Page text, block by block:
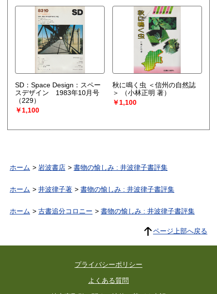
SD：Space Design：スペー
スデザイン 1983年10月号
（229）
￥1,100
秋に鳴く虫 ＜信州の自然誌
＞
（小林正明 著）
￥1,100
ホーム 岩波書店 書物の愉しみ : 井波律子書評集
ホーム 井波律子著 書物の愉しみ : 井波律子書評集
ホーム 古書追分コロニー 書物の愉しみ : 井波律子書評集
ページ上部へ戻る
プライバシーポリシー
よくある質問